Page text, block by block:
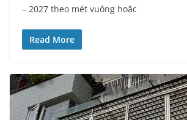
– 2027 theo mét vuông hoặc
Read More